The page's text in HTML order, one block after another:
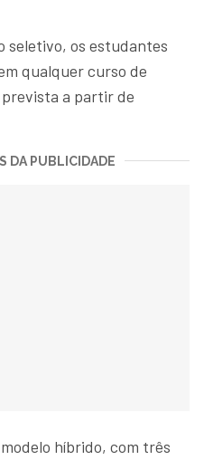
seletivo, os estudantes
qualquer curso de
a partir de
DA PUBLICIDADE
híbrido, com três